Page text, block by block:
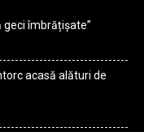
geci îmbrățișate”
acasă alături de